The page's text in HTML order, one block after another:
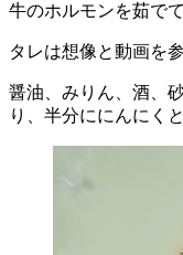
牛のホルモンを茹で
タレは想像と動画を
醤油、みりん、酒、
り、半分ににんにく